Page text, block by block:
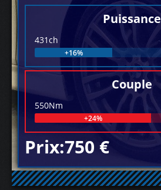
Puissance
431ch
+16%
Couple
550Nm
+24%
Prix:750 €